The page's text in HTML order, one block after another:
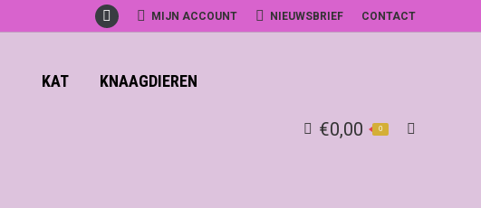
Facebook
MIJN ACCOUNT NIEUWSBRIEF CONTACT
KAT KNAAGDIEREN
€0,00 0 Search: